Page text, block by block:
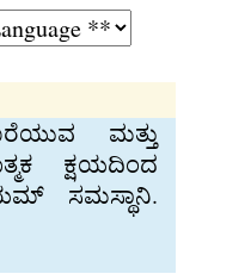
ಮತ್ತು
ಕ್ಷಯದಿಂದ
ಸಮಸ್ಥಾನಿ.